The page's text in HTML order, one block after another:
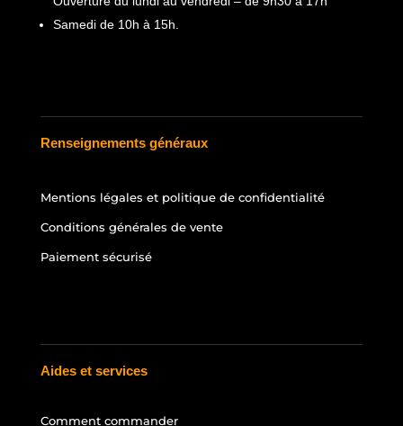
Samedi de 10h à 15h.
Renseignements généraux
Mentions légales et politique de confidentialité
Conditions générales de vente
Paiement sécurisé
Aides et services
Comment commander